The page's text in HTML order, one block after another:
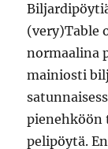
(very)Table
normaalina
mainiosti
pienehköön
pelipöytä.